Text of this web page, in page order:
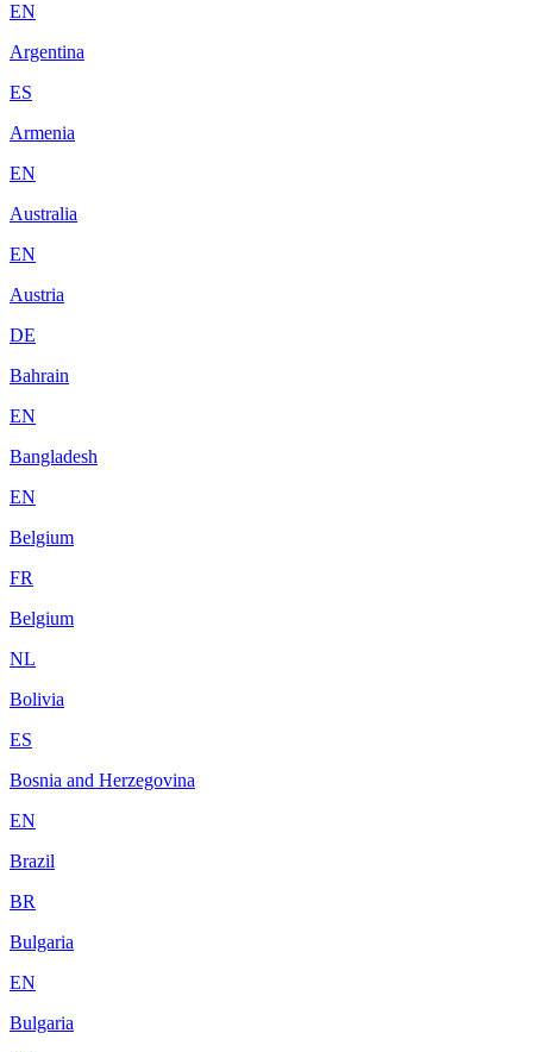
EN
Argentina
ES
Armenia
EN
Australia
EN
Austria
DE
Bahrain
EN
Bangladesh
EN
Belgium
FR
Belgium
NL
Bolivia
ES
Bosnia and Herzegovina
EN
Brazil
BR
Bulgaria
EN
Bulgaria